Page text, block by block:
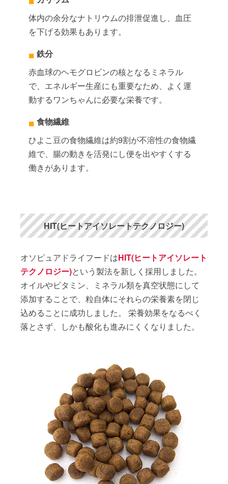
体内の余分なナトリウムの排泄促進し、血圧
を下げる効果もあります。
鉄分
赤血球のヘモグロビンの核となるミネラル
で、エネルギー生産にも重要なため、よく運
動するワンちゃんに必要な栄養です。
食物繊維
ひよこ豆の食物繊維は約9割が不溶性の食物繊
維で、腸の動きを活発にし便を出やすくする
働きがあります。
HIT(ヒートアイソレートテクノロジー)
オソピュアドライフードはHIT(ヒートアイソレート
テクノロジー)という製法を新しく採用しました。
オイルやビタミン、ミネラル類を真空状態にして
添加することで、粒自体にそれらの栄養素を閉じ
込めることに成功しました。 栄養効果をなるべく
落とさず、しかも酸化も進みにくくなりました。